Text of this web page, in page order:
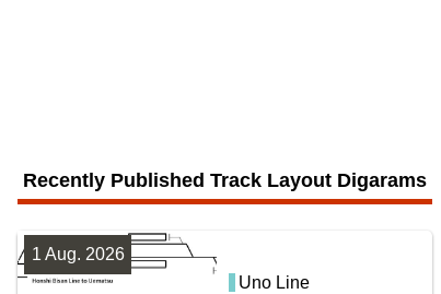
Recently Published Track Layout Digarams
Uno Line
1 Aug. 2026